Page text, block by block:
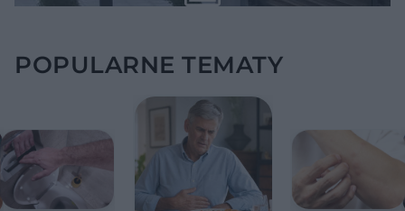
POPULARNE TEMATY